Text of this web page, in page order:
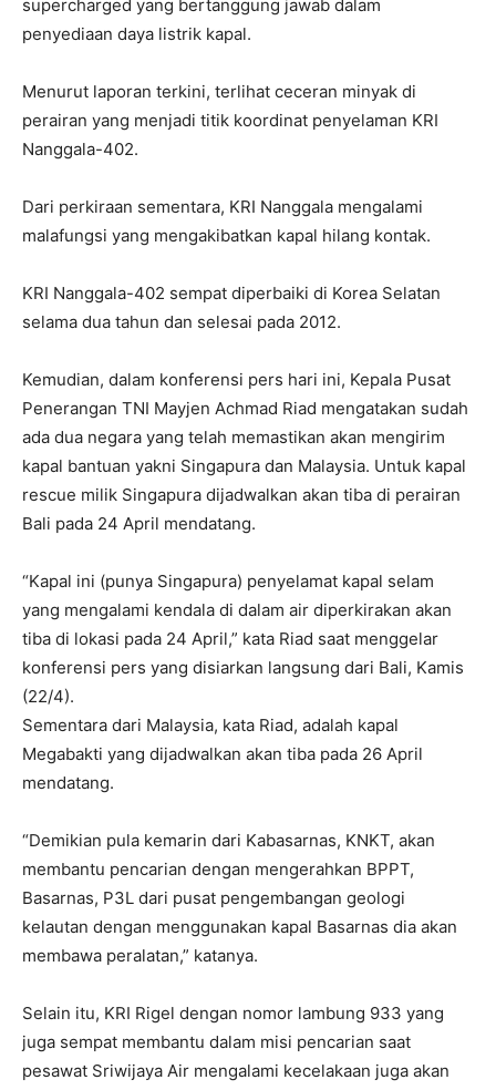
supercharged yang bertanggung jawab dalam
penyediaan daya listrik kapal.
Menurut laporan terkini, terlihat ceceran minyak di
perairan yang menjadi titik koordinat penyelaman KRI
Nanggala-402.
Dari perkiraan sementara, KRI Nanggala mengalami
malafungsi yang mengakibatkan kapal hilang kontak.
KRI Nanggala-402 sempat diperbaiki di Korea Selatan
selama dua tahun dan selesai pada 2012.
Kemudian, dalam konferensi pers hari ini, Kepala Pusat
Penerangan TNI Mayjen Achmad Riad mengatakan sudah
ada dua negara yang telah memastikan akan mengirim
kapal bantuan yakni Singapura dan Malaysia. Untuk kapal
rescue milik Singapura dijadwalkan akan tiba di perairan
Bali pada 24 April mendatang.
“Kapal ini (punya Singapura) penyelamat kapal selam
yang mengalami kendala di dalam air diperkirakan akan
tiba di lokasi pada 24 April,” kata Riad saat menggelar
konferensi pers yang disiarkan langsung dari Bali, Kamis
(22/4).
Sementara dari Malaysia, kata Riad, adalah kapal
Megabakti yang dijadwalkan akan tiba pada 26 April
mendatang.
“Demikian pula kemarin dari Kabasarnas, KNKT, akan
membantu pencarian dengan mengerahkan BPPT,
Basarnas, P3L dari pusat pengembangan geologi
kelautan dengan menggunakan kapal Basarnas dia akan
membawa peralatan,” katanya.
Selain itu, KRI Rigel dengan nomor lambung 933 yang
juga sempat membantu dalam misi pencarian saat
pesawat Sriwijaya Air mengalami kecelakaan juga akan